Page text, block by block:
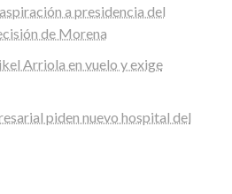
a presidencia del
de Morena
Arriola en vuelo y exige
piden nuevo hospital del